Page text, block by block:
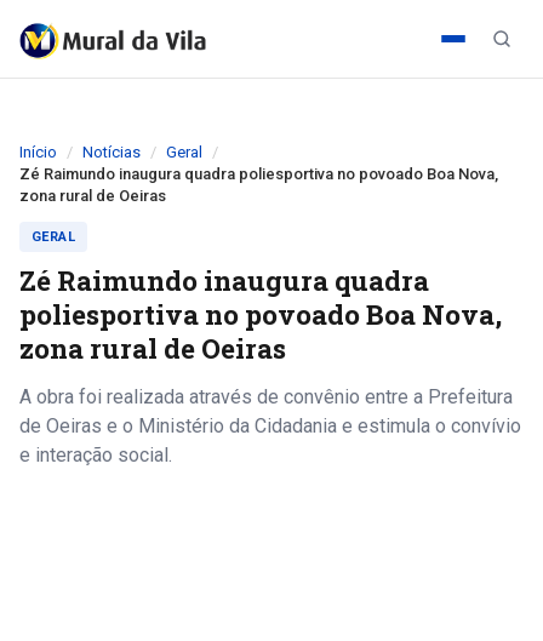
Início Notícias
Geral
Zé Raimundo inaugura quadra poliesportiva no povoado Boa Nova,
zona rural de Oeiras
GERAL
Zé Raimundo inaugura quadra
poliesportiva no povoado Boa Nova,
zona rural de Oeiras
A obra foi realizada através de convênio entre a Prefeitura
de Oeiras e o Ministério da Cidadania e estimula o convívio
e interação social.